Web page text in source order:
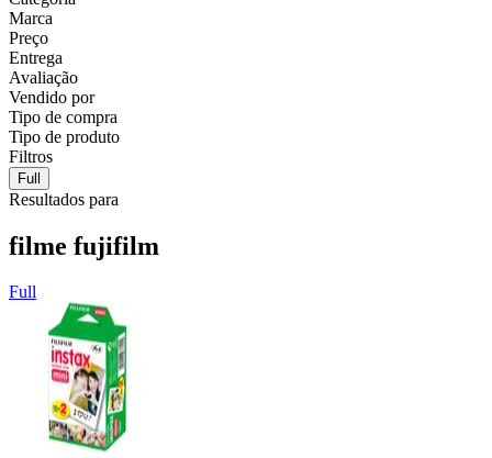
Marca
Preço
Entrega
Avaliação
Vendido por
Tipo de compra
Tipo de produto
Filtros
Full
Resultados para
filme fujifilm
Full